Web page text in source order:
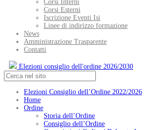
Corsi Interni
Corsi Esterni
Iscrizione Eventi Isi
Linee di indirizzo formazione
News
Amministrazione Trasparente
Contatti
Elezioni consiglio dell'ordine 2026/2030
Elezioni Consiglio dell’Ordine 2022/2026
Home
Ordine
Storia dell’Ordine
Consiglio dell’Ordine